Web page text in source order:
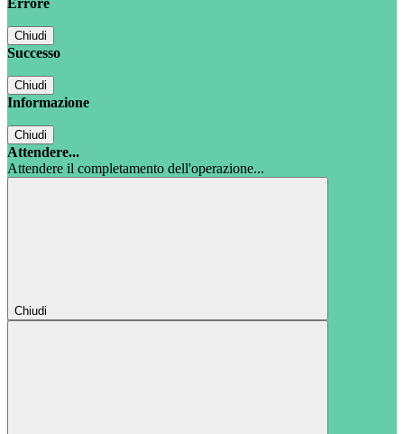
Errore
Chiudi
Successo
Chiudi
Informazione
Chiudi
Attendere...
Attendere il completamento dell'operazione...
Chiudi